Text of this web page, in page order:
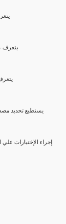
(3)
(4)
(5)
(6) يستطيع تحديد